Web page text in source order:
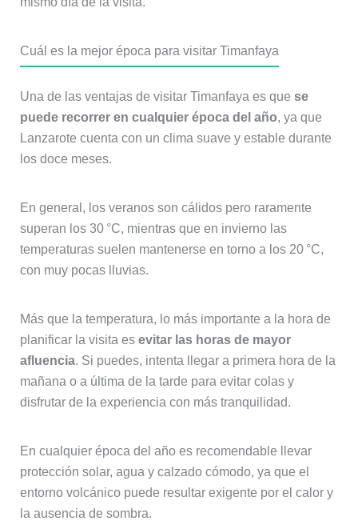
Cuál es la mejor época para visitar Timanfaya
Una de las ventajas de visitar Timanfaya es que se
puede recorrer en cualquier época del año, ya que
Lanzarote cuenta con un clima suave y estable durante
los doce meses.
En general, los veranos son cálidos pero raramente
superan los 30 °C, mientras que en invierno las
temperaturas suelen mantenerse en torno a los 20 °C,
con muy pocas lluvias.
Más que la temperatura, lo más importante a la hora de
planificar la visita es evitar las horas de mayor
afluencia. Si puedes, intenta llegar a primera hora de la
mañana o a última de la tarde para evitar colas y
disfrutar de la experiencia con más tranquilidad.
En cualquier época del año es recomendable llevar
protección solar, agua y calzado cómodo, ya que el
entorno volcánico puede resultar exigente por el calor y
la ausencia de sombra.